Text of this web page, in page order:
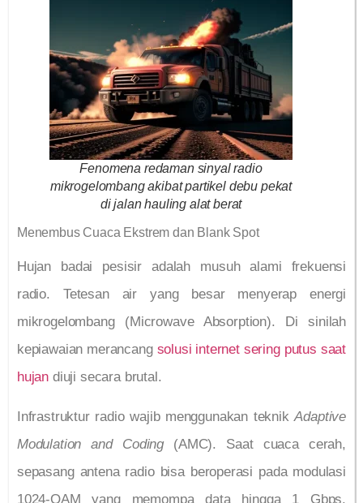
Fenomena redaman sinyal radio
mikrogelombang akibat partikel debu pekat
di jalan hauling alat berat
Menembus Cuaca Ekstrem dan Blank Spot
Hujan badai pesisir adalah musuh alami frekuensi
radio. Tetesan air yang besar menyerap energi
mikrogelombang (Microwave Absorption). Di sinilah
kepiawaian merancang solusi internet sering putus saat
hujan diuji secara brutal.
Infrastruktur radio wajib menggunakan teknikAdaptive
Modulation and Coding(AMC). Saat cuaca cerah,
sepasang antena radio bisa beroperasi pada modulasi
1024-QAM yang memompa data hingga 1 Gbps.